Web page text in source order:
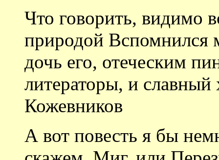
Что говорить, видимо
природой Вспомнился
дочь его, отеческим
литераторы, и славный
Кожевников
А вот повесть я бы